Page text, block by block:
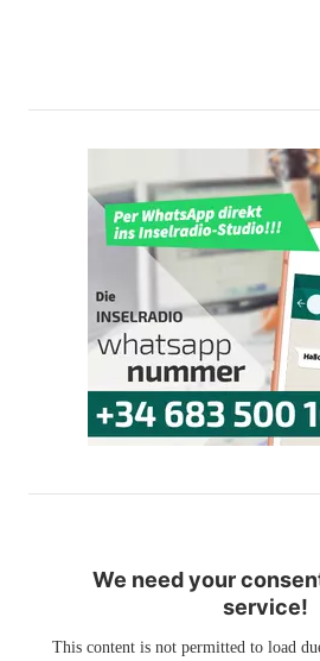
We need your
service!
This content is not permitted to load